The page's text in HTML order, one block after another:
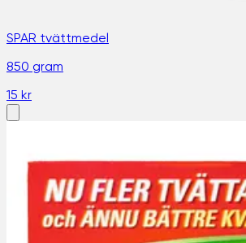
SPAR tvättmedel
850 gram
15 kr